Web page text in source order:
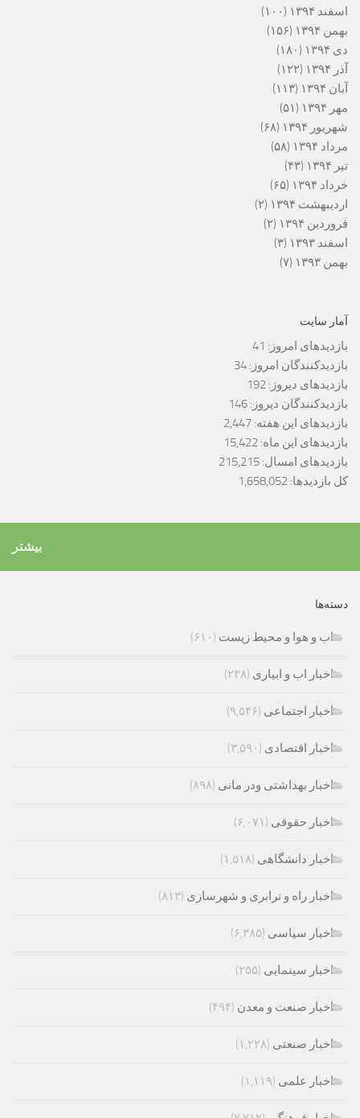
اسفند ۱۳۹۴
(۱۰۰)
بهمن ۱۳۹۴
(۱۵۶)
دی ۱۳۹۴
(۱۸۰)
آذر ۱۳۹۴
(۱۲۲)
آبان ۱۳۹۴
(۱۱۳)
مهر ۱۳۹۴
(۵۱)
شهریور ۱۳۹۴
(۶۸)
مرداد ۱۳۹۴
(۵۸)
تیر ۱۳۹۴
(۴۳)
خرداد ۱۳۹۴
(۶۵)
اردیبهشت ۱۳۹۴
(۲)
فروردین ۱۳۹۴
(۲)
اسفند ۱۳۹۳
(۳)
بهمن ۱۳۹۳
(۷)
آمار سایت
بازدیدهای امروز: 41
بازدیدکنندگان امروز: 34
بازدیدهای دیروز: 192
بازدیدکنندگان دیروز: 146
بازدیدهای این هفته: 2,447
بازدیدهای این ماه: 15,422
بازدیدهای امسال: 215,215
کل بازدیدها: 1,658,052
بیشتر
دسته‌ها
اب و هوا و محیط زیست (۶۱۰)
اخبار اب و ابیاری (۲۳۸)
اخبار اجتماعی (۹,۵۴۶)
اخبار اقتصادی (۳,۵۹۰)
اخبار بهداشتی ودر مانی (۸۹۸)
اخبار حقوقی (۶,۰۷۱)
اخبار دانشگاهی (۱,۵۱۸)
اخبار راه و ترابری و شهرسازی (۸۱۳)
اخبار سیاسی (۶,۳۸۵)
اخبار سینمایی (۲۵۵)
اخبار صنعت و معدن (۴۹۴)
اخبار صنعتی (۱,۲۲۸)
اخبار علمی (۱,۱۱۹)